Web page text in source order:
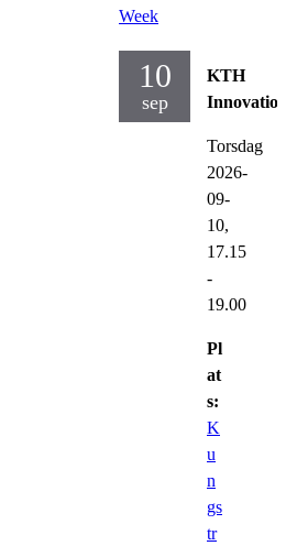
Week
10
sep
KTH
Torsdag
2026-
09-
10,
17.15
-
19.00
Pl
at
s:
K
u
n
gs
tr